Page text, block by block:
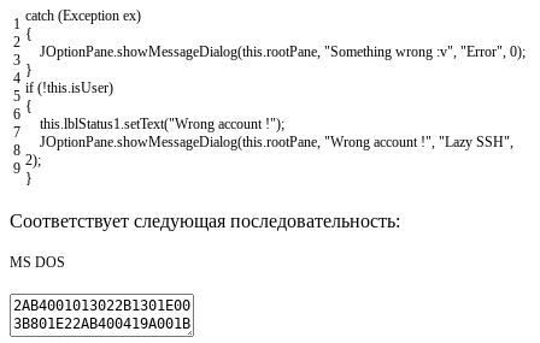
1
2
3
4
5
6
7
8
9
catch (Exception ex)
{
JOptionPane.showMessageDialog(this.rootPane, "Something wrong :v", "Error", 0);
}
if (!this.isUser)
{
this.lblStatus1.setText("Wrong account !");
JOptionPane.showMessageDialog(this.rootPane, "Wrong account !", "Lazy SSH",
2);
}
Соответствует следующая последовательность:
MS DOS